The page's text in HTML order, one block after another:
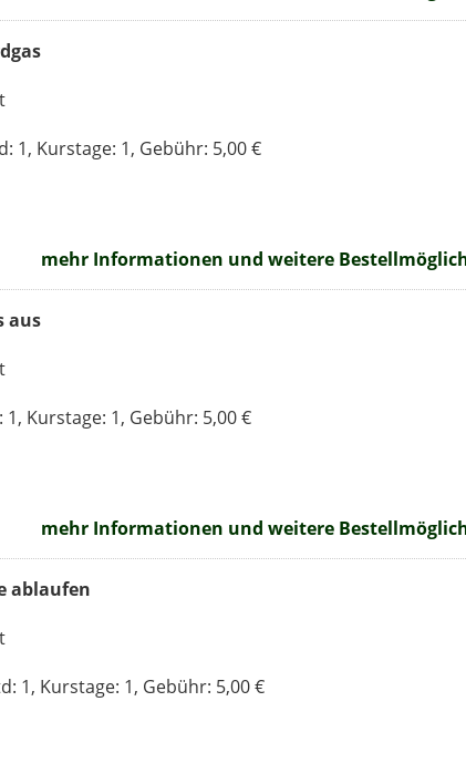
1, Kurstage: 1, Gebühr: 5,00 €
mehr Informationen und weitere
aus
Kurstage: 1, Gebühr: 5,00 €
mehr Informationen und weitere
ablaufen
1, Kurstage: 1, Gebühr: 5,00 €